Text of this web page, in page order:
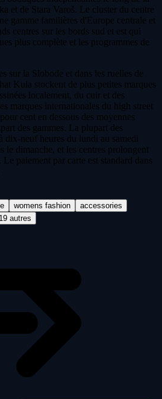
et de Stara Varoš. Le cluster du centre
gamme familières d'Europe centrale et
centres sur les bords sud et est qui
plus complète et les programmes de
sur la Slobode et dans les ruelles de
Kula stockent de plus petites marques
localement, du cuir et des
marques internationales du high street
cent en dessous des moyennes
des gammes. La plupart des
dix-neuf heures du lundi au samedi
le dimanche, et les centres prolongent
paiement par carte est standard dans
womens fashion
accessories
autres